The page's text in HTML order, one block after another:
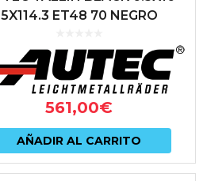
5X114.3 ET48 70 NEGRO
561,00€
AÑADIR AL CARRITO